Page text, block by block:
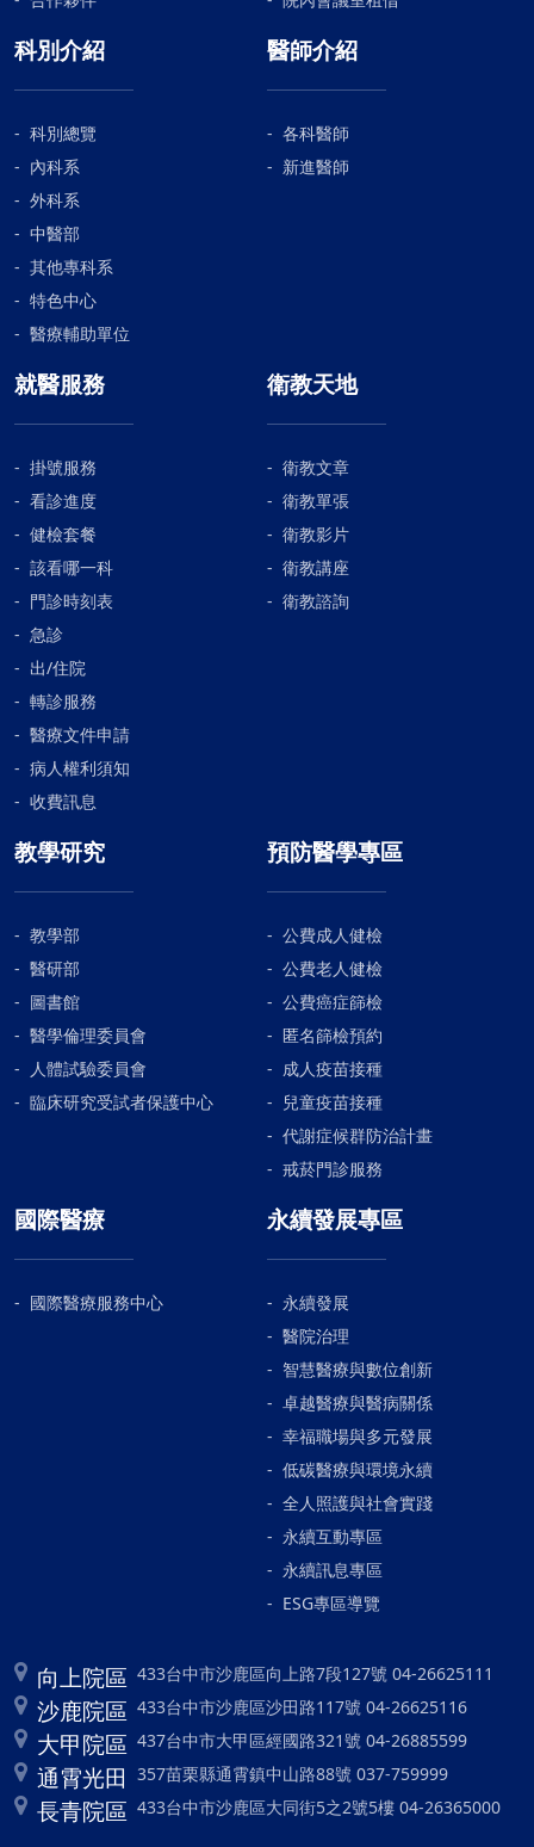
科別介紹
科別總覽
內科系
外科系
中醫部
其他專科系
特色中心
醫療輔助單位
醫師介紹
各科醫師
新進醫師
就醫服務
掛號服務
看診進度
健檢套餐
該看哪一科
門診時刻表
急診
出/住院
轉診服務
醫療文件申請
病人權利須知
收費訊息
衛教天地
衛教文章
衛教單張
衛教影片
衛教講座
衛教諮詢
教學研究
教學部
醫研部
圖書館
醫學倫理委員會
人體試驗委員會
臨床研究受試者保護中心
預防醫學專區
公費成人健檢
公費老人健檢
公費癌症篩檢
匿名篩檢預約
成人疫苗接種
兒童疫苗接種
代謝症候群防治計畫
戒菸門診服務
國際醫療
國際醫療服務中心
永續發展專區
永續發展
醫院治理
智慧醫療與數位創新
卓越醫療與醫病關係
幸福職場與多元發展
低碳醫療與環境永續
全人照護與社會實踐
永續互動專區
永續訊息專區
ESG專區導覽
向上院區 433台中市沙鹿區向上路7段127號 04-26625111
沙鹿院區 433台中市沙鹿區沙田路117號 04-26625116
大甲院區 437台中市大甲區經國路321號 04-26885599
通霄光田 357苗栗縣通霄鎮中山路88號 037-759999
長青院區 433台中市沙鹿區大同街5之2號5樓 04-26365000